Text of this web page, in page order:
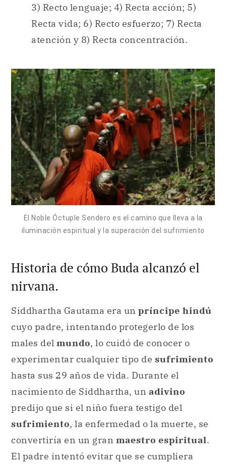
3) Recto lenguaje; 4) Recta acción; 5)
Recta vida; 6) Recto esfuerzo; 7) Recta
atención y 8) Recta concentración.
El Noble Óctuple Sendero es el camino que lleva a la
iluminación espiritual y la superación del sufrimiento
Historia de cómo Buda alcanzó el
nirvana.
Siddhartha Gautama era un príncipe hindú
cuyo padre, intentando protegerlo de los
males del mundo, lo cuidó de conocer o
experimentar cualquier tipo de sufrimiento
hasta sus 29 años de vida. Durante el
nacimiento de Siddhartha, un adivino
predijo que si el niño fuera testigo del
sufrimiento, la enfermedad o la muerte, se
convertiría en un gran maestro espiritual.
El padre intentó evitar que se cumpliera